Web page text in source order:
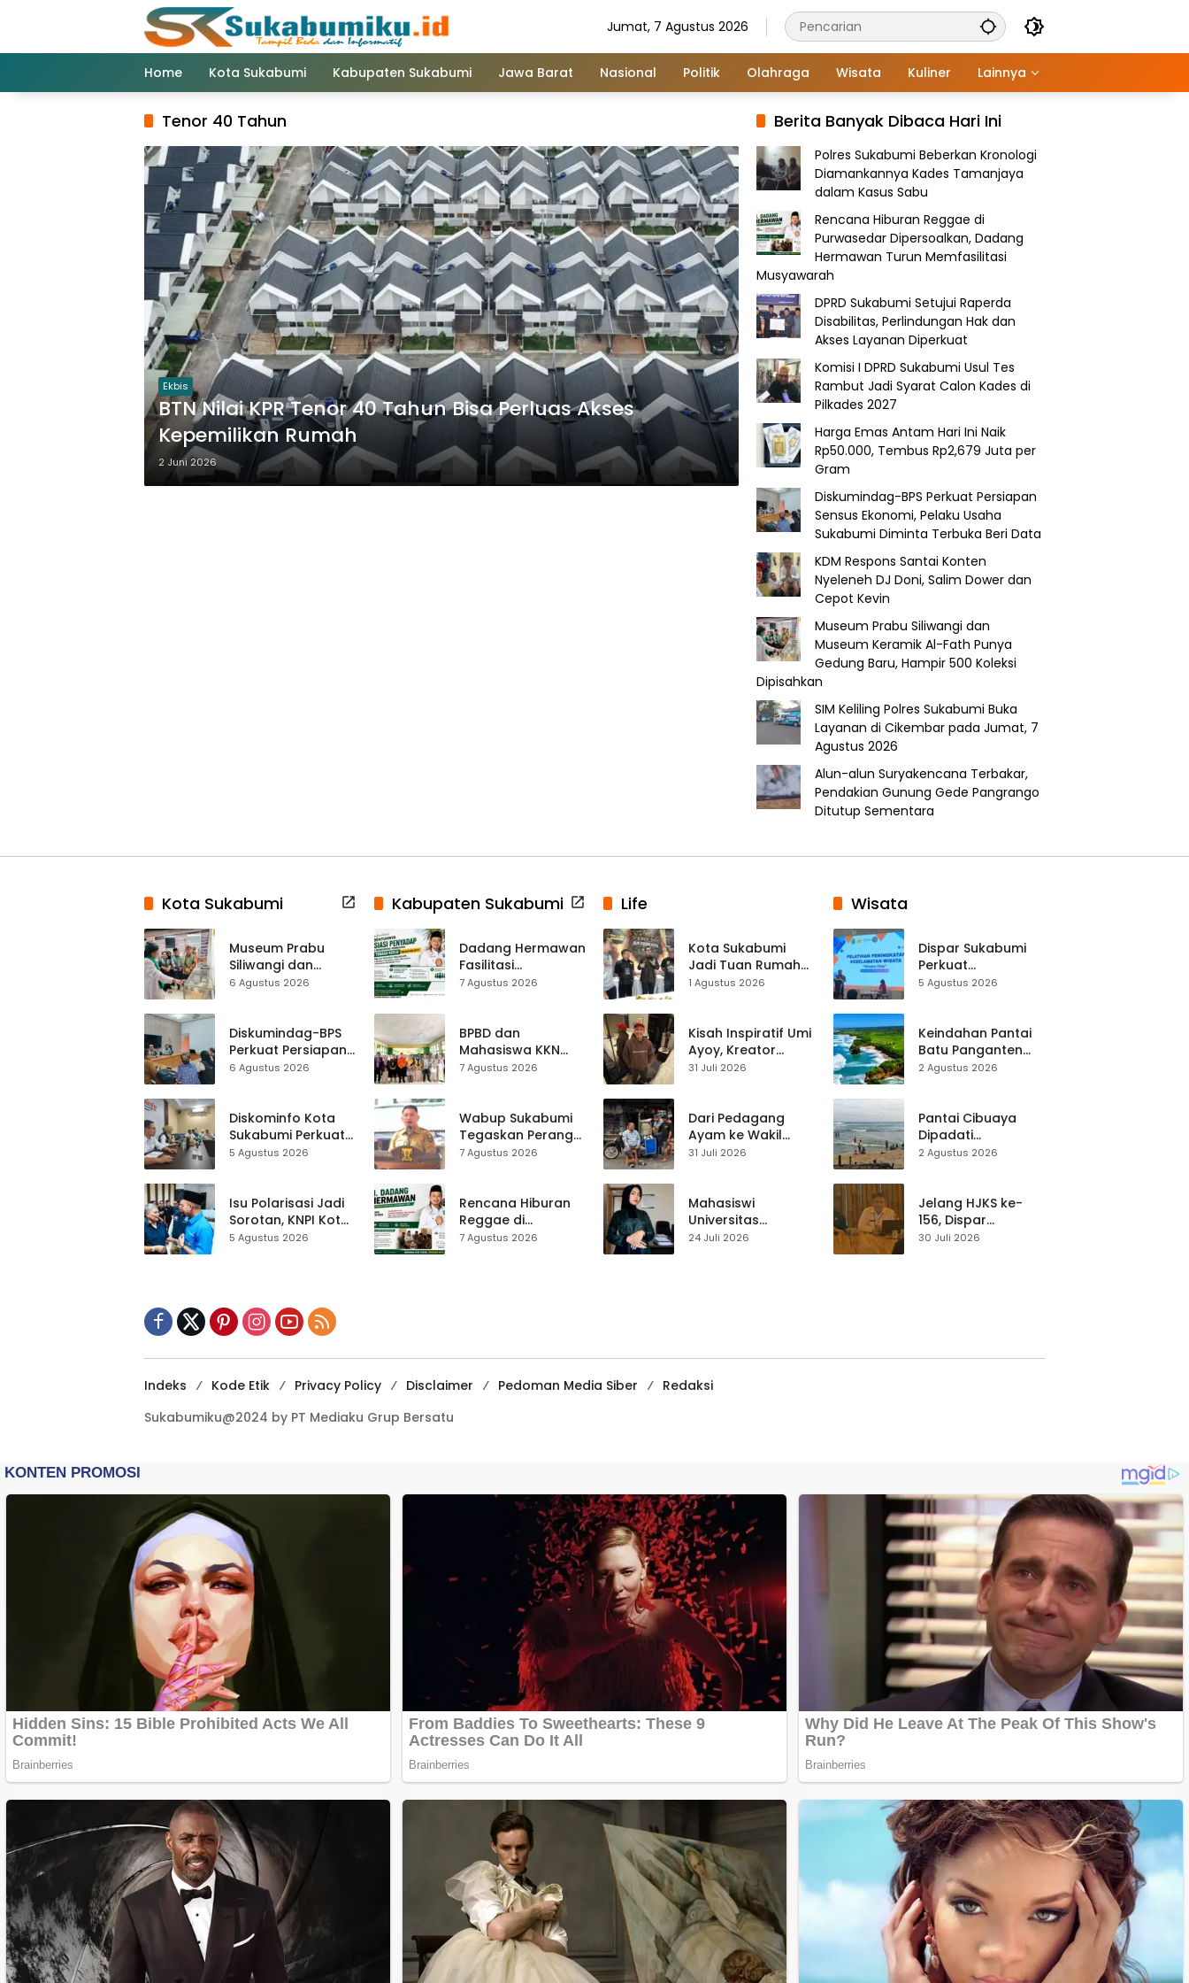
Jumat, 7 Agustus 2026
Home Kota Sukabumi Kabupaten Sukabumi Jawa Barat Nasional Politik Olahraga Wisata Kuliner Lainnya
Tenor 40 Tahun
Ekbis
BTN Nilai KPR Tenor 40 Tahun Bisa Perluas Akses
Kepemilikan Rumah
2 Juni 2026
Berita Banyak Dibaca Hari Ini
Polres Sukabumi Beberkan Kronologi
Diamankannya Kades Tamanjaya
dalam Kasus Sabu
Rencana Hiburan Reggae di
Purwasedar Dipersoalkan, Dadang
Hermawan Turun Memfasilitasi
Musyawarah
DPRD Sukabumi Setujui Raperda
Disabilitas, Perlindungan Hak dan
Akses Layanan Diperkuat
Komisi I DPRD Sukabumi Usul Tes
Rambut Jadi Syarat Calon Kades di
Pilkades 2027
Harga Emas Antam Hari Ini Naik
Rp50.000, Tembus Rp2,679 Juta per
Gram
Diskumindag-BPS Perkuat Persiapan
Sensus Ekonomi, Pelaku Usaha
Sukabumi Diminta Terbuka Beri Data
KDM Respons Santai Konten
Nyeleneh DJ Doni, Salim Dower dan
Cepot Kevin
Museum Prabu Siliwangi dan
Museum Keramik Al-Fath Punya
Gedung Baru, Hampir 500 Koleksi
Dipisahkan
SIM Keliling Polres Sukabumi Buka
Layanan di Cikembar pada Jumat, 7
Agustus 2026
Alun-alun Suryakencana Terbakar,
Pendakian Gunung Gede Pangrango
Ditutup Sementara
Kota Sukabumi
Museum Prabu
Siliwangi dan
Museum Keramik
Hampir 500 Koleksi
Dipisahkan
6 Agustus 2026
Diskumindag-BPS
Perkuat Persiapan
Sensus Ekonomi,
Terbuka Beri Data
6 Agustus 2026
Diskominfo Kota
Sukabumi Perkuat
Satu Data
Kewilayahan
Dikebut
5 Agustus 2026
Isu Polarisasi Jadi
Sorotan, KNPI Kota
Sukabumi Ajak
5 Agustus 2026
Kabupaten Sukabumi
Dadang Hermawan
Fasilitasi
Pembentukan
Pekerja Dapat
Perlindungan BPJS
7 Agustus 2026
BPBD dan
Mahasiswa KKN
Edukasi Mitigasi
SMPN 1 Simpenan
7 Agustus 2026
Wabup Sukabumi
Tegaskan Perang
terhadap Narkoba
7 Agustus 2026
Rencana Hiburan
Reggae di
Purwasedar
7 Agustus 2026
Life
Kota Sukabumi
Jadi Tuan Rumah
Kontes Batu Akik
1 Agustus 2026
Kisah Inspiratif Umi
Ayoy, Kreator
TikTok Asal
Live Streaming
31 Juli 2026
Dari Pedagang
Ayam ke Wakil
Ketua DPRD, H.
Pasar Cisaat
31 Juli 2026
Mahasiswi
Universitas
Muhammadiyah
24 Juli 2026
Wisata
Dispar Sukabumi
Perkuat
Keselamatan
Mitigasi hingga
Teknik Evakuasi
5 Agustus 2026
Keindahan Pantai
Batu Panganten
Mulai Dilirik
2 Agustus 2026
Pantai Cibuaya
Dipadati
Wisatawan,
Waspada
2 Agustus 2026
Jelang HJKS ke-
156, Dispar
Kabupaten
30 Juli 2026
Indeks Kode Etik Privacy Policy Disclaimer Pedoman Media Siber
Redaksi
Sukabumiku@2024 by PT Mediaku Grup Bersatu